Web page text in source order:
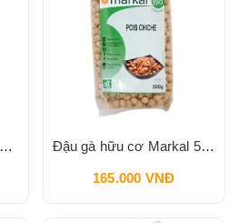
Hạt kê hữu cơ đã bóc vỏ Markal 500g Đậu gà hữu cơ Markal 500g
165.000 VNĐ